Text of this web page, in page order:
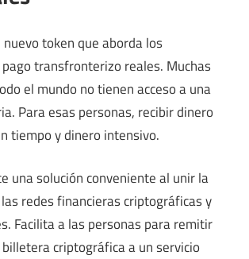
nuevo token que aborda los
transfronterizo reales. Muchas
el mundo no tienen acceso a una
Para esas personas, recibir dinero
tiempo y dinero intensivo.
una solución conveniente al unir la
redes financieras criptográficas y
Facilita a las personas para remitir
criptográfica a un servicio